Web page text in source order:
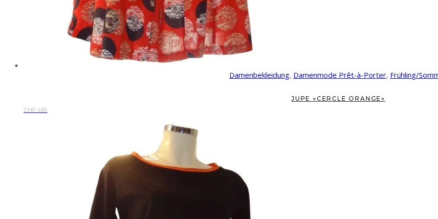
Damenbekleidung, Damenmode Prêt-à-Porter, Frühling/
JUPE «CERCLE ORANGE»
CHF 459